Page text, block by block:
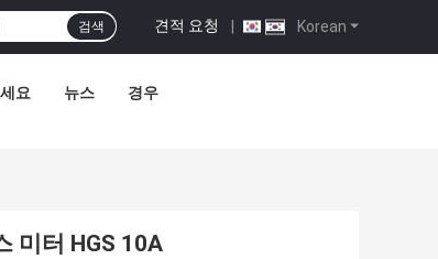
Korean
견적 요청 |
검색
요 뉴스 경우
미터 HGS 10A